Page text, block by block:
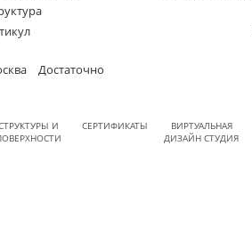
Достаточно
И
СЕРТИФИКАТЫ
ВИРТУАЛЬНАЯ
ДИЗАЙН СТУДИЯ